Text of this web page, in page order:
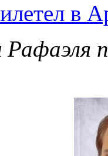
в
Рафаэля